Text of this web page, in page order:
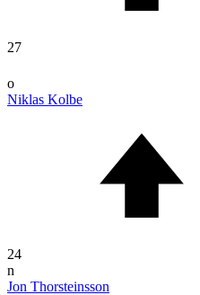
27
o
Niklas Kolbe
24
n
Jon Thorsteinsson